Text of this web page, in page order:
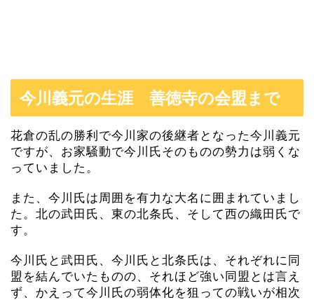
今川義元の生涯 善徳寺の会盟まで
花倉の乱の勝利で今川家の後継者となった今川義元
ですが、お家騒動で今川氏そのものの勢力は弱くな
っていました。
また、今川氏は周囲を有力な大名に囲まれていまし
た。北の武田氏、東の北条氏、そして西の織田氏で
す。
今川氏と武田氏、今川氏と北条氏は、それぞれに同
盟を結んでいたものの、それほど強い同盟とは言え
ず、かえって今川氏の弱体化を狙っての戦いが相次